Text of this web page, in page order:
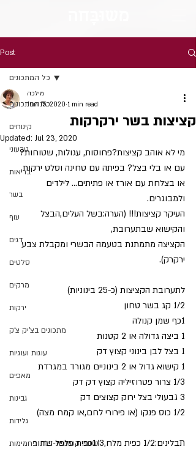
Post
כל המתכונים
קינוחים
טבעוני
בריאות
בשר
עוף
דגים
סלטים
מרקים
ירקות
מתכונים בצ'יק צ'ק
עוגות ועוגיות
מאפים
גבינות
גלידות
תזונה קטוגנית-דלת פחמימות
כל המתכונים
קציצות בשר ירקרקות
מילכה
Jun 15, 2020 1 min read
Updated: Jul 23, 2020
מי לא אוהב קציצות?פחוסות, עגולות, שטוחות?
עם או בלי בצל? בפיתה עם טחינה וסלט ירקות,
או בצלחת עם אורז או פתיתים... לילדים
ולמבוגרים.
העיקר קציצות!!! (הערה:בשל העלים,הבצל
והקישוא שבתערובת,
הקציצה מתמתנת בטעמה הבשרי ומקבלת צבע
ירקרק).
לתערובת הקציצות (כ-25 בינוניות)
1/2 קג בשר טחון
1כף שמן קנולה
1 ביצה גדולה או 2 קטנות
1 בצל לבן בינוני קצוץ דק
1 קישוא גדול או 2 בינוניים מגורד במגרדת
1/3 צרור פטרוזיליה קצוץ דק דק
3 גבעולי בצל ירוק קצוצים דק
1/2 כוס פנקו (או פירורי לחם,או קמח מצה)
תבלינים:1/2 כפית מלח,1/3כפית פלפל שחור